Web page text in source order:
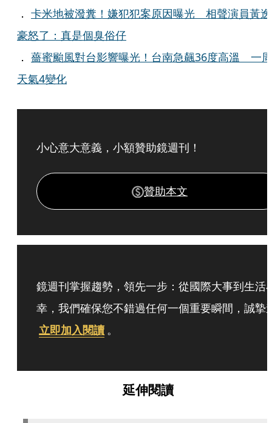
． 卡米地被潑糞！嫌犯犯案原因曝光 相聲演員黃逸
豪怒了：真是個臭俗仔
． 薔蜜颱風對台影響曝光！台南急飆36度高溫 一周
天氣4變化
小心意大意義，小額贊助鏡週刊！
贊助本文
鏡週刊掌握趨勢，領先一步：從國際大事到生活
幸，我們確保您不錯過任何一個重要瞬間，誠摯
立即加入閱讀 。
延伸閱讀